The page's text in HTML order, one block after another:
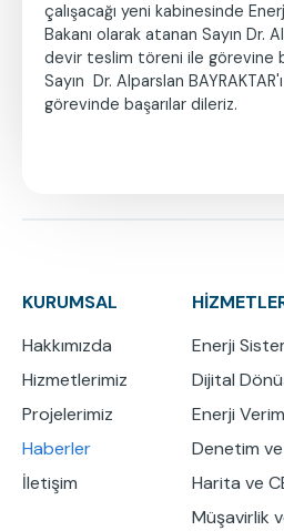
çalışacağı yeni kabinesinde
Bakanı olarak atanan Sayın Dr.
devir teslim töreni ile görevine
Sayın Dr. Alparslan
görevinde başarılar dileriz.
KURUMSAL
Hakkımızda
Hizmetlerimiz
Projelerimiz
Haberler
İletişim
Enerji
Dijital
Enerji
Denetim
Harita ve
Müşavirlik